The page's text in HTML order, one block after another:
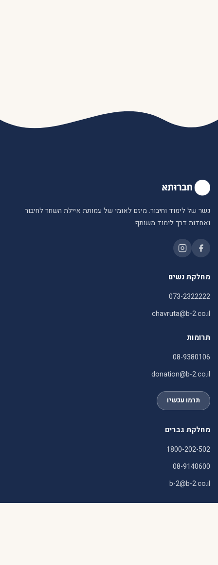
גשר של לימוד וחיבור. מיזם לאומי של עמותת איילת השחר לחיבור
ואחדות דרך לימוד משותף.
מחלקת נשים
073-2322222
chavruta@b-2.co.il
תרומות
08-9380106
donation@b-2.co.il
תרמו עכשיו
מחלקת גברים
1800-202-502
08-9140600
b-2@b-2.co.il